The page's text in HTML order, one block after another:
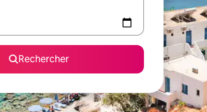
Rechercher